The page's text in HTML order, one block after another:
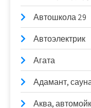
Автошкола 29
Автоэлектрик
Агата
Адамант,
Аква,